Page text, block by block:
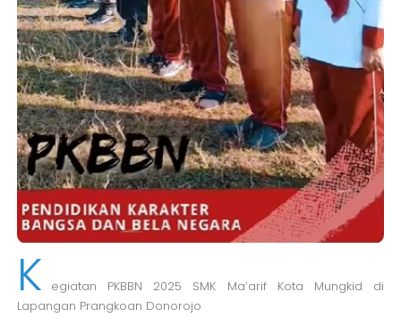
K
egiatan PKBBN 2025 SMK Ma’arif Kota Mungkid di
Lapangan Prangkoan Donorojo